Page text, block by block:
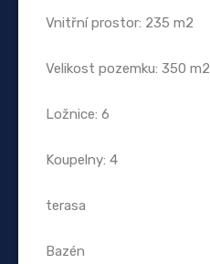
Vnitřní prostor: 235 m2
Velikost pozemku: 350 m2
Ložnice: 6
Koupelny: 4
terasa
Bazén